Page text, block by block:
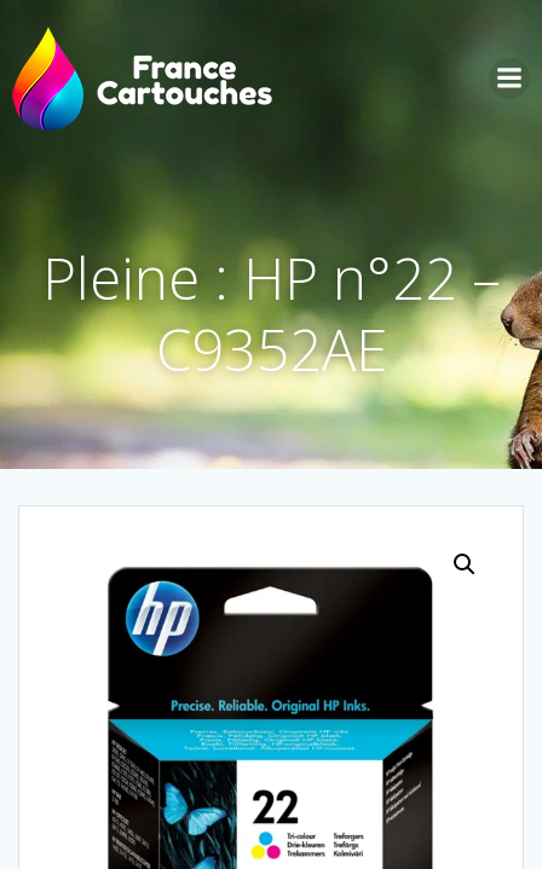
contenu
Pleine : HP n°22 –
C9352AE